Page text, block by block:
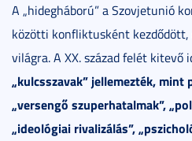
A „hidegháború” a Szovjetunió
közötti konfliktusként kezdődött,
világra. A XX. század felét kitevő
„kulcsszavak” jellemezték, mint
„versengő szuperhatalmak”,
„ideológiai rivalizálás”,